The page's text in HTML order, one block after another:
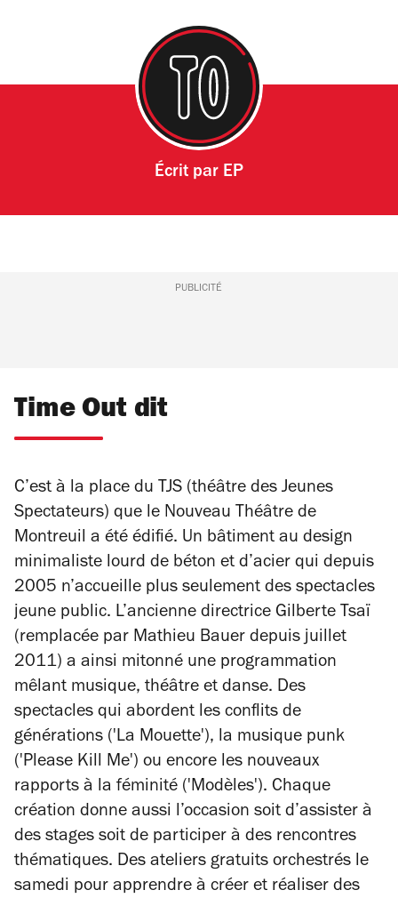
Écrit par EP
PUBLICITÉ
Time Out dit
C’est à la place du TJS (théâtre des Jeunes
Spectateurs) que le Nouveau Théâtre de
Montreuil a été édifié. Un bâtiment au design
minimaliste lourd de béton et d’acier qui depuis
2005 n’accueille plus seulement des spectacles
jeune public. L’ancienne directrice Gilberte Tsaï
(remplacée par Mathieu Bauer depuis juillet
2011) a ainsi mitonné une programmation
mêlant musique, théâtre et danse. Des
spectacles qui abordent les conflits de
générations ('La Mouette'), la musique punk
('Please Kill Me') ou encore les nouveaux
rapports à la féminité ('Modèles'). Chaque
création donne aussi l’occasion soit d’assister à
des stages soit de participer à des rencontres
thématiques. Des ateliers gratuits orchestrés le
samedi pour apprendre à créer et réaliser des